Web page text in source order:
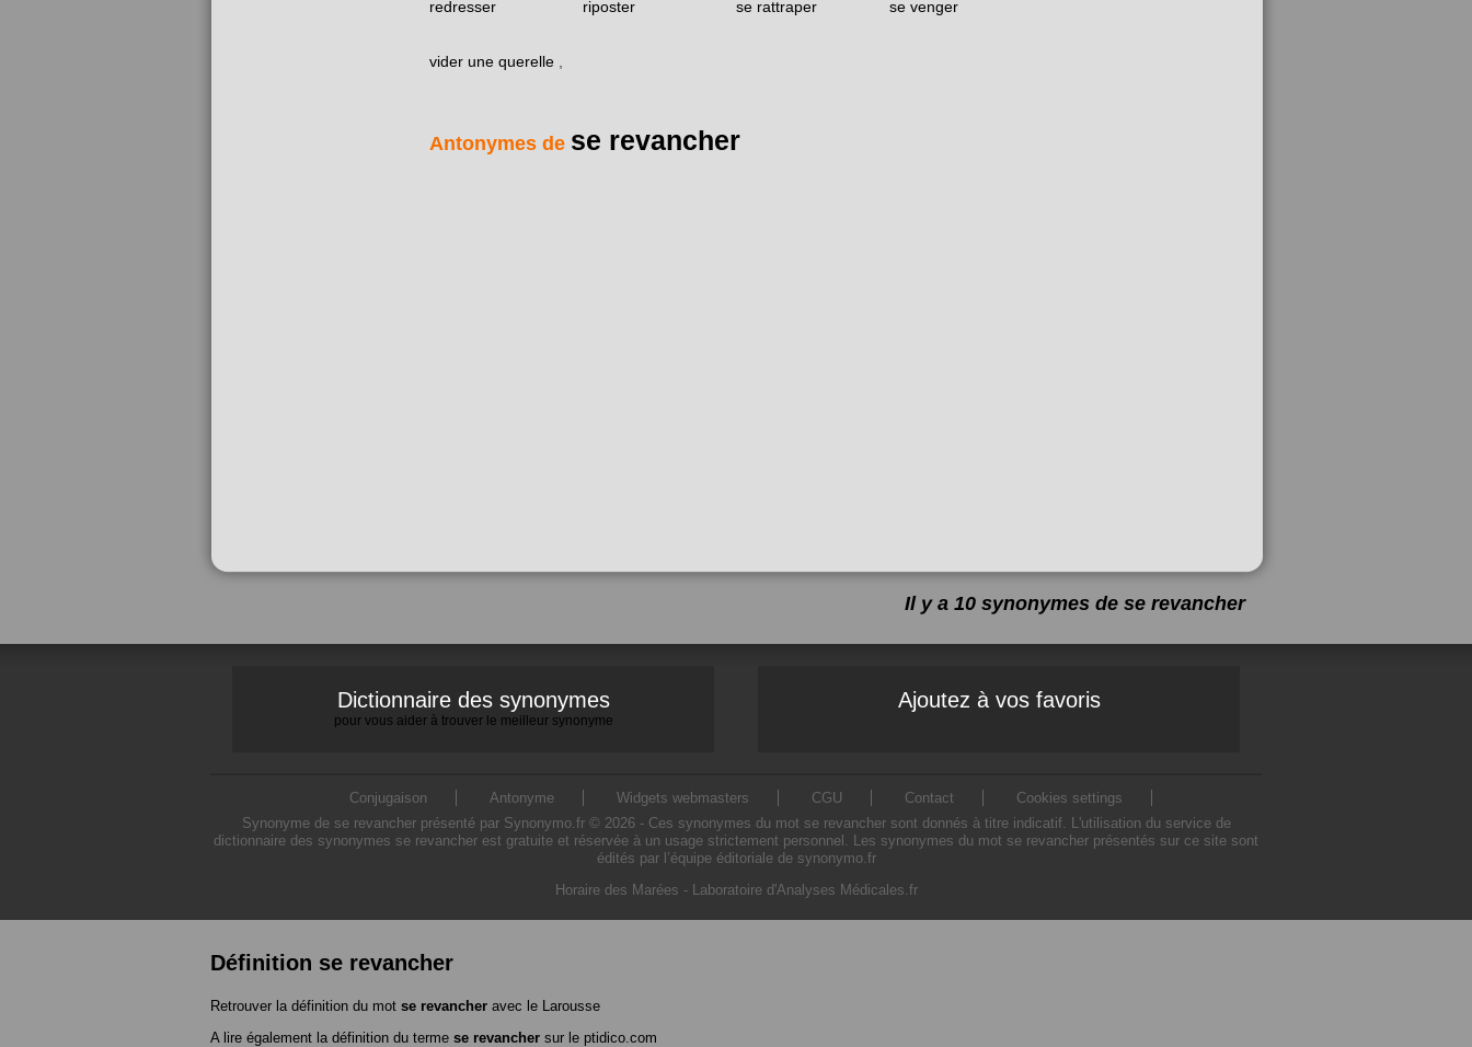
redresser
riposter se rattraper se venger
vider une querelle
Antonymes de se revancher
Il y a 10 synonymes de se revancher
Dictionnaire des synonymes
pour vous aider à trouver le meilleur synonyme
Ajoutez à vos favoris
Conjugaison Antonyme Widgets webmasters CGU Contact
Cookies settings
Synonyme de se revancher présenté par Synonymo.fr © 2026 - Ces synonymes du mot se revancher sont donnés à titre indicatif. L'utilisation du service de
dictionnaire des synonymes se revancher est gratuite et réservée à un usage strictement personnel. Les synonymes du mot se revancher présentés sur ce site sont
édités par l’équipe éditoriale de synonymo.fr
Horaire des Marées - Laboratoire d'Analyses Médicales.fr
Définition se revancher
Retrouver la définition du mot se revancher avec le Larousse
A lire également la définition du terme se revancher sur le ptidico.com